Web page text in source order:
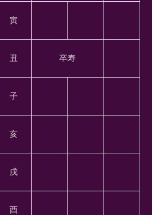
寅
丑 卒寿
子
亥
戌
酉